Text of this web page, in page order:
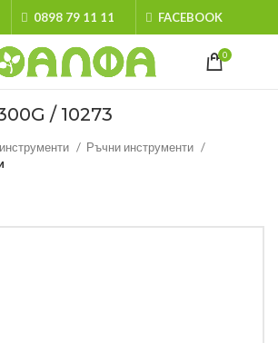
0898 79 11 11 FACEBOOK
0
/ 10273
Ръчни инструменти